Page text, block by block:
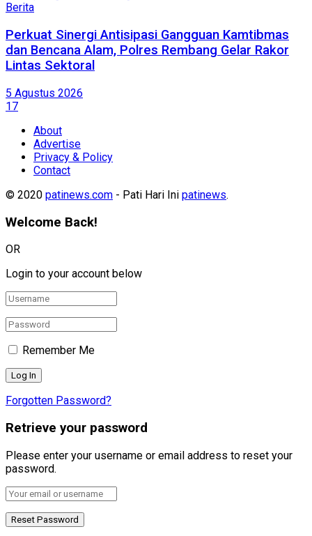
Berita
Perkuat Sinergi Antisipasi Gangguan Kamtibmas
dan Bencana Alam, Polres Rembang Gelar Rakor
Lintas Sektoral
5 Agustus 2026
17
About
Advertise
Privacy & Policy
Contact
© 2020 patinews.com - Pati Hari Ini patinews.
Welcome Back!
OR
Login to your account below
Remember Me
Forgotten Password?
Retrieve your password
Please enter your username or email address to reset your
password.